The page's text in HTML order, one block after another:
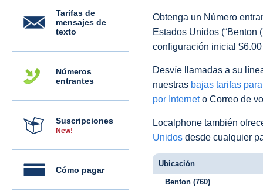
Tarifas de
mensajes de
texto
Números
entrantes
Suscripciones
New!
Cómo pagar
Obtenga un Número
Estados Unidos (“Benton
configuración inicial
Desvíe llamadas a su
nuestras bajas tarifas
por Interneto Correo de
Localphone también
Unidos desde cualquier
Ubicación
Benton (760)